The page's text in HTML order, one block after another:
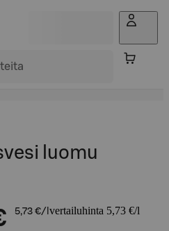
luomu
5,73 €/l vertailuhinta 5,73 €/l